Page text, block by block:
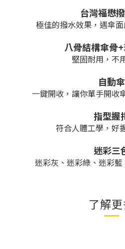
台灣福懋
極佳的撥水效果，遇傘
八骨結構傘骨
堅固耐用，不
自動傘
一鍵開收，讓你單手開收
指型握
符合人體工學，好
迷彩三
迷彩灰、迷彩綠、迷彩
了解